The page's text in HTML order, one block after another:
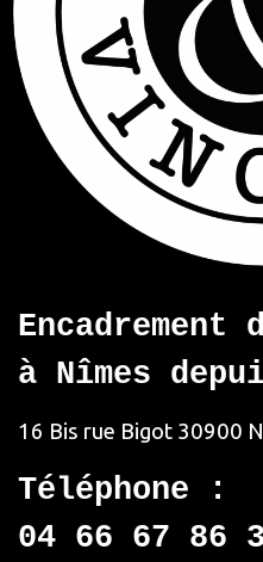
Encadrement
à Nîmes
16 Bis rue Bigot 30900
Téléphone :
04 66 67 86